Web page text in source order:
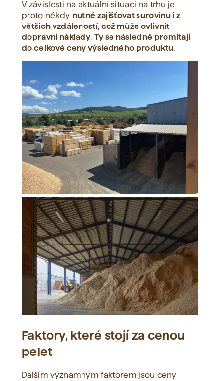
V závislosti na aktuální situaci na trhu je
proto někdy nutné zajišťovat surovinu i z
větších vzdáleností, což může ovlivnit
dopravní náklady. Ty se následně promítají
do celkové ceny výsledného produktu.
Faktory, které stojí za cenou
pelet
Dalším významným faktorem jsou ceny